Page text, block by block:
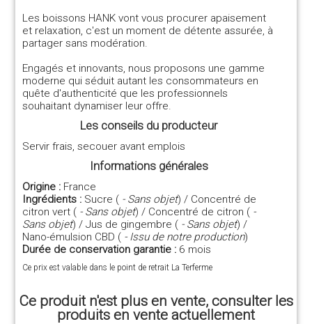
Les boissons HANK vont vous procurer apaisement
et relaxation, c'est un moment de détente assurée, à
partager sans modération.
Engagés et innovants, nous proposons une gamme
moderne qui séduit autant les consommateurs en
quête d'authenticité que les professionnels
souhaitant dynamiser leur offre.
Les conseils du producteur
Servir frais, secouer avant emplois
Informations générales
Origine : France
Ingrédients : Sucre ( - Sans objet) / Concentré de
citron vert ( - Sans objet) / Concentré de citron ( -
Sans objet) / Jus de gingembre ( - Sans objet) /
Nano-émulsion CBD ( - Issu de notre production)
Durée de conservation garantie : 6 mois
Ce prix est valable dans le point de retrait La Terferme
Ce produit n'est plus en vente, consulter les
produits en vente actuellement